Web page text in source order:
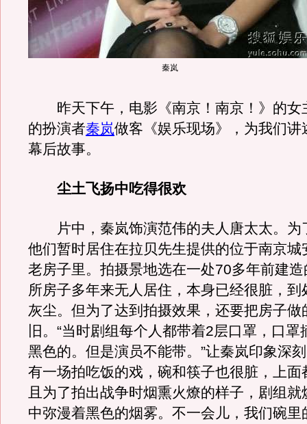
秦岚
昨天下午，电影《南京！南京！》的女
的扮演者秦岚做客《娱乐现场》，为我们讲
幕后故事。
尘土飞扬中吃得很欢
片中，秦岚饰演范伟的夫人唐太太。为
他们暂时居住在拉贝先生提供的位于南京城
老房子里。拍摄景地选在一处70多年前建
所房子多年来无人居住，本身已经很脏，到
灰尘。但为了达到拍摄效果，还要把房子做
旧。“当时剧组每个人都带着2层口罩，口
黑色的。但是演员不能带。”让秦岚印象深
有一场拍吃饭的戏，碗和筷子也很脏，上面
且为了拍出战争时烟熏火燎的样子，剧组就
中弥漫着黑色的烟雾。不一会儿，我们碗里